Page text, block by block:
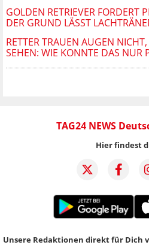
GOLDEN RETRIEVER FORDERT
DER GRUND LÄSST
RETTER TRAUEN AUGEN NICHT,
EHEN: WIE KONNTE DAS NUR
TAG24 NEWS
Hier findest
Unsere Redaktionen direkt für Dich